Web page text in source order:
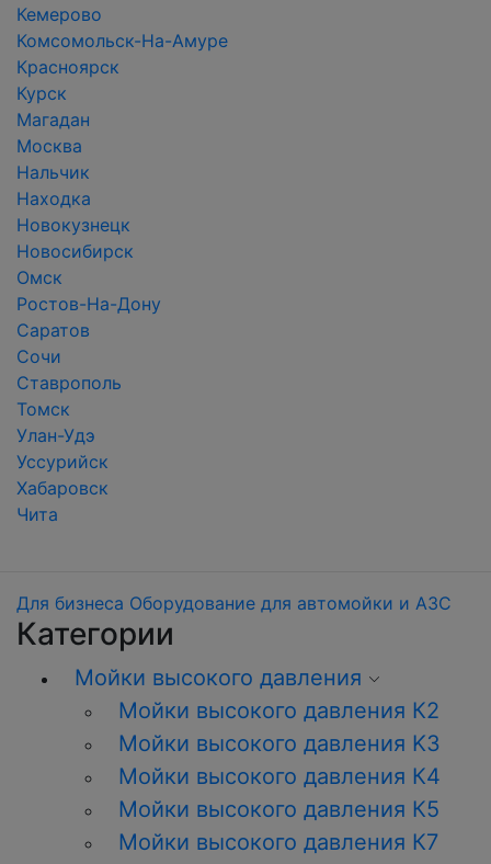
Кемерово
Комсомольск-На-Амуре
Красноярск
Курск
Магадан
Москва
Нальчик
Находка
Новокузнецк
Новосибирск
Омск
Ростов-На-Дону
Саратов
Сочи
Ставрополь
Томск
Улан-Удэ
Уссурийск
Хабаровск
Чита
Для бизнеса Оборудование для автомойки и АЗС
Категории
Мойки высокого давления
Мойки высокого давления К2
Мойки высокого давления K3
Мойки высокого давления К4
Мойки высокого давления К5
Мойки высокого давления К7